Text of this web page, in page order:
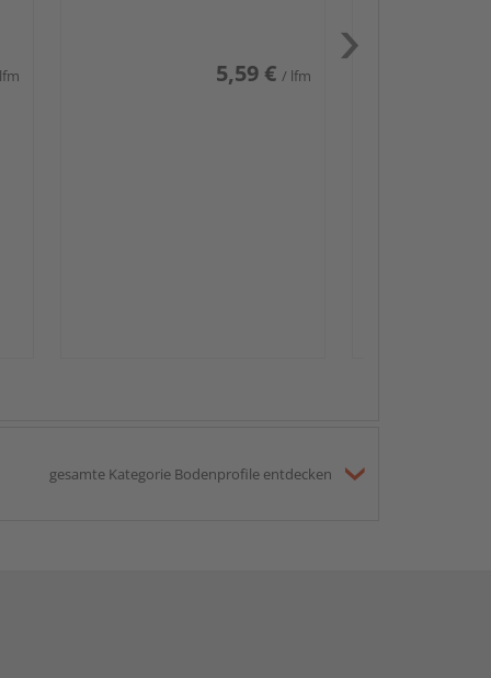
5,59 € / lfm
gesamte Kategorie Bodenprofile entdecken